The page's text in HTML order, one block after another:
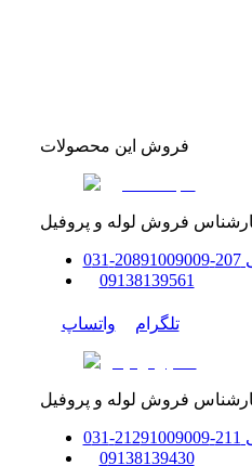
فروش این محصولات
فروش لوله و پروفیل
207-208
91009009
-
031
09138139561
تلگرام واتساپ
فروش لوله و پروفیل
211-212
91009009
-
031
09138139430